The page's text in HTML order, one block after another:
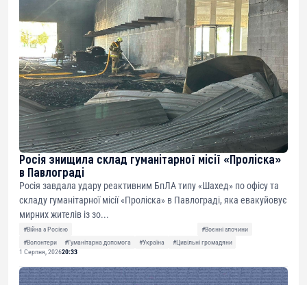
Росія знищила склад гуманітарної місії «Проліска»
в Павлограді
Росія завдала удару реактивним БпЛА типу «Шахед» по офісу та
складу гуманітарної місії «Проліска» в Павлограді, яка евакуйовує
мирних жителів із зо...
#Війна з Росією
#Воєнні злочини
#Волонтери
#Гуманітарна допомога #Україна
#Цивільні громадяни
1 Серпня, 202620:33